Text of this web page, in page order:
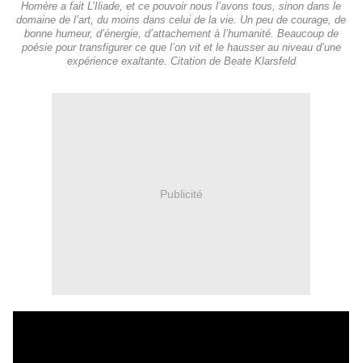
Homère a fait L’Iliade, et ce pouvoir nous l’avons tous, sinon dans le
domaine de l’art, du moins dans celui de la vie. Un peu de courage, de
bonne humeur, d’énergie, d’attachement à l’humanité. Beaucoup de
poésie pour transfigurer ce que l’on vit et le hausser au niveau d’une
expérience exaltante. Citation de Beate Klarsfeld
Publicité